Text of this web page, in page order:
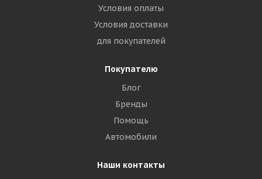
Условия оплаты
Условия доставки
для покупателей
Покупателю
Блог
Бренды
Помощь
Автомобили
Наши контакты